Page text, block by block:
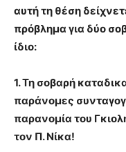
αυτή τη θέση
πρόβλημα για δύο
ίδιο:
1. Τη σοβαρή
παράνομες
παρανομία του
τον Π. Νίκα!